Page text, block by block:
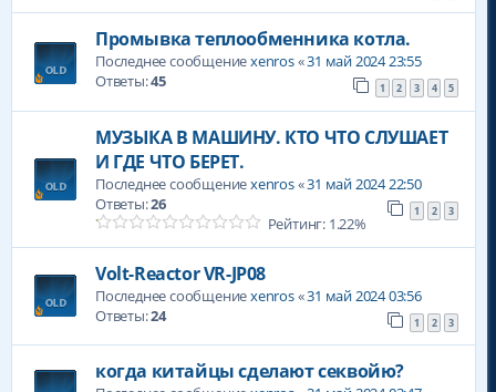
Промывка теплообменника котла.
Последнее сообщениеxenros«31 май 2024 23:55
Ответы:45 1 2 3 4 5
МУЗЫКА В МАШИНУ. КТО ЧТО СЛУШАЕТ
И ГДЕ ЧТО БЕРЕТ.
Последнее сообщениеxenros«31 май 2024 22:50
Ответы:26 1 2 3
Рейтинг: 1.22%
Volt-Reactor VR-JP08
Последнее сообщениеxenros«31 май 2024 03:56
Ответы:24 1 2 3
когда китайцы сделают секвойю?